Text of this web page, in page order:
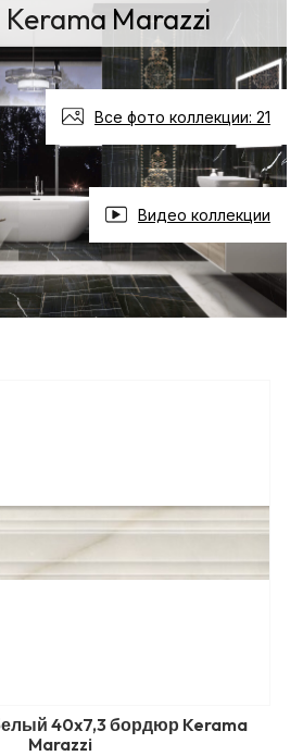
Kerama Marazzi
Все фото коллекции: 21
Видео коллекции
40x7,3 бордюр Kerama
Marazzi